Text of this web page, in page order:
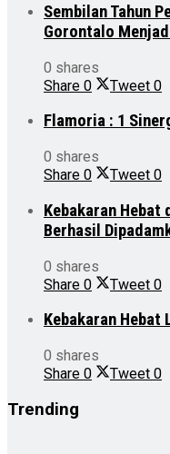
Sembilan Tahun
Gorontalo
0 shares
Share 0 Tweet 0
Flamoria : 1
0 shares
Share 0 Tweet 0
Kebakaran
Berhasil
0 shares
Share 0 Tweet 0
Kebakaran Hebat
0 shares
Share 0 Tweet 0
Trending